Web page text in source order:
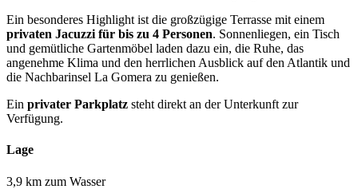
Ein besonderes Highlight ist die großzügige Terrasse mit einem
privaten Jacuzzi für bis zu 4 Personen. Sonnenliegen, ein Tisch
und gemütliche Gartenmöbel laden dazu ein, die Ruhe, das
angenehme Klima und den herrlichen Ausblick auf den Atlantik und
die Nachbarinsel La Gomera zu genießen.
Ein privater Parkplatz steht direkt an der Unterkunft zur
Verfügung.
Lage
3,9 km zum Wasser